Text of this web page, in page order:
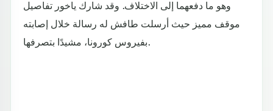
وهو ما دفعهما إلى الاختلاف. وقد شارك ياخور تفاصيل
موقف مميز حيث أرسلت طافش له رسالة خلال إصابته
بفيروس كورونا، مشيدًا بتصرفها.